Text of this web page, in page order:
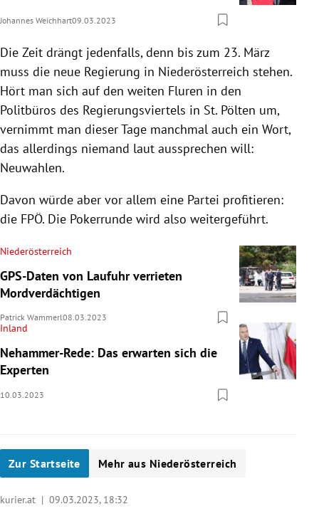
Johannes Weichhart09.03.2023
Die Zeit drängt jedenfalls, denn bis zum 23. März
muss die neue Regierung in Niederösterreich stehen.
Hört man sich auf den weiten Fluren in den
Politbüros des Regierungsviertels in St. Pölten um,
vernimmt man dieser Tage manchmal auch ein Wort,
das allerdings niemand laut aussprechen will:
Neuwahlen.
Davon würde aber vor allem eine Partei profitieren:
die FPÖ. Die Pokerrunde wird also weitergeführt.
Niederösterreich
GPS-Daten von Laufuhr verrieten
Mordverdächtigen
Patrick Wammerl08.03.2023
Inland
Nehammer-Rede: Das erwarten sich die
Experten
10.03.2023
Zur Startseite Mehr aus Niederösterreich
kurier.at | 09.03.2023, 18:32